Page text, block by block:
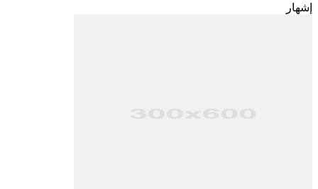
إشهار